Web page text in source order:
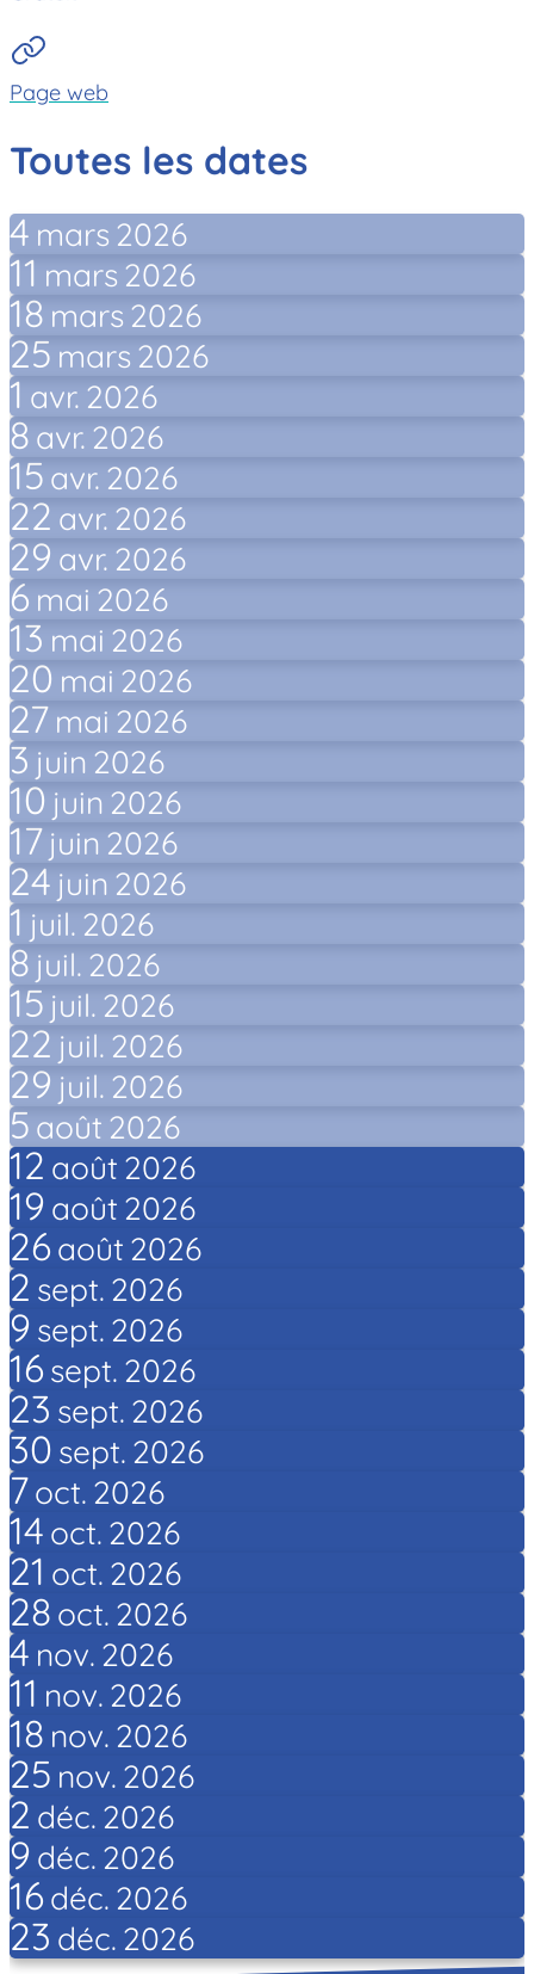
Page web
Toutes les dates
4 mars 2026
11 mars2026
18 mars2026
25 mars2026
1 avr. 2026
8 avr. 2026
15 avr. 2026
22 avr. 2026
29 avr. 2026
6 mai 2026
13 mai 2026
20 mai 2026
27 mai 2026
3 juin 2026
10 juin 2026
17 juin 2026
24 juin 2026
1 juil. 2026
8 juil. 2026
15 juil. 2026
22 juil. 2026
29 juil. 2026
5 août 2026
12 août 2026
19 août 2026
26 août 2026
2 sept. 2026
9 sept. 2026
16 sept. 2026
23 sept. 2026
30 sept. 2026
7oct. 2026
14 oct. 2026
21 oct. 2026
28 oct. 2026
4 nov. 2026
11 nov. 2026
18 nov. 2026
25 nov. 2026
2 déc. 2026
9 déc. 2026
16 déc. 2026
23 déc. 2026